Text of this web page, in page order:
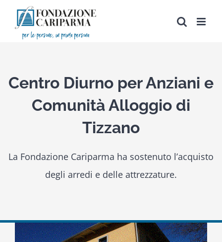
contenuto
Centro Diurno per Anziani e
Comunità Alloggio di
Tizzano
La Fondazione Cariparma ha sostenuto l’acquisto
degli arredi e delle attrezzature.
View